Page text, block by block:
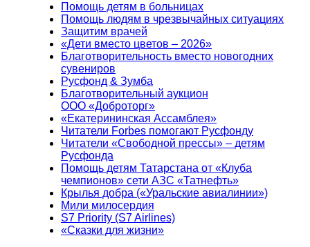
Помощь детям в больницах
Помощь людям в чрезвычайных ситуациях
Защитим врачей
«Дети вместо цветов – 2026»
Благотворительность вместо новогодних
сувениров
Русфонд & Зумба
Благотворительный аукцион
ООО «Доброторг»
«Екатерининская Ассамблея»
Читатели Forbes помогают Русфонду
Читатели «Свободной прессы» – детям
Русфонда
Помощь детям Татарстана от «Клуба
чемпионов» сети АЗС «Татнефть»
Крылья добра («Уральские авиалинии»)
Мили милосердия
S7 Priority (S7 Airlines)
«Сказки для жизни»